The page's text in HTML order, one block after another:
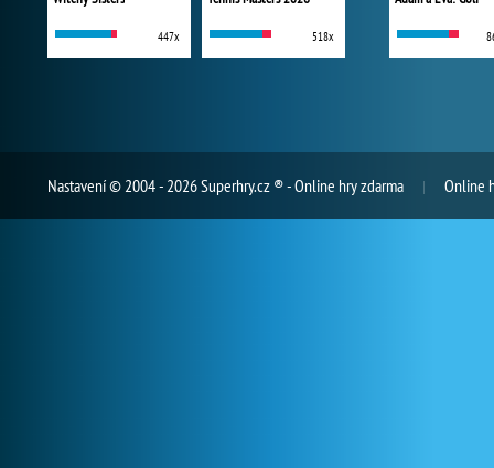
447x 518x
Nastavení© 2004 - 2026 Superhry.cz ® - Online hry zdarma Online